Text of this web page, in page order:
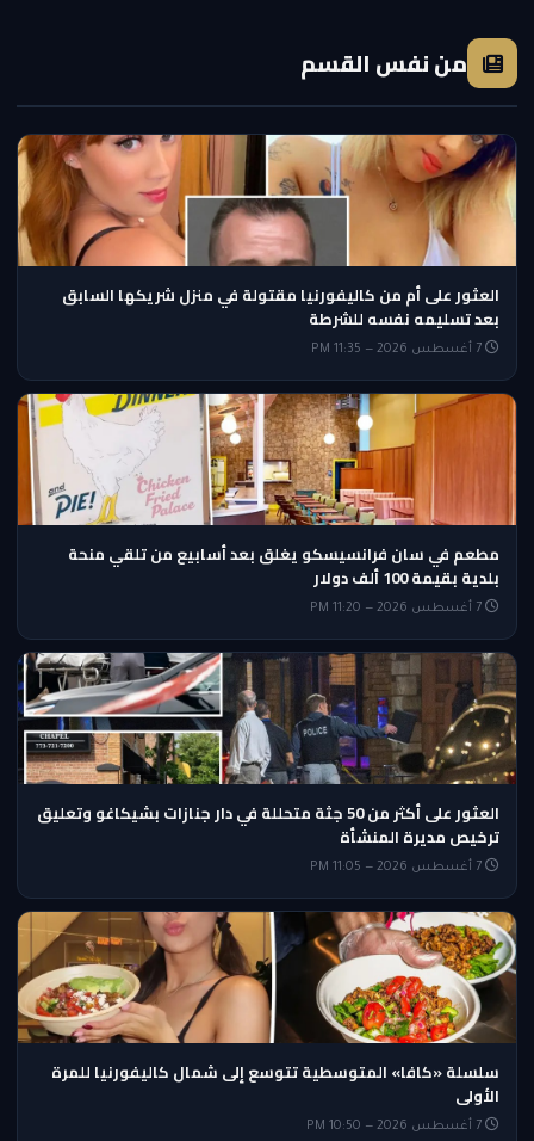
من نفس القسم
العثور على أم من كاليفورنيا مقتولة في منزل شريكها السابق
بعد تسليمه نفسه للشرطة
مطعم في سان فرانسيسكو يغلق بعد أسابيع من تلقي منحة
بلدية بقيمة 100 ألف دولار
العثور على أكثر من 50 جثة متحللة في دار جنازات بشيكاغو وتعليق
ترخيص مديرة المنشأة
سلسلة «كافا» المتوسطية تتوسع إلى شمال كاليفورنيا للمرة
الأولى